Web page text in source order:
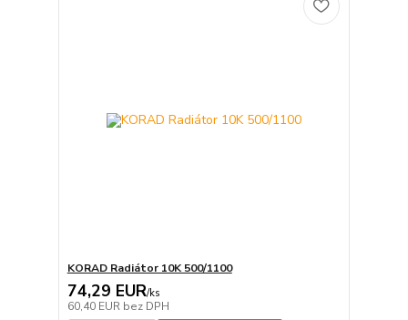
KORAD Radiátor 10K 500/1100
74,29 EUR/ks
60,40 EUR bez DPH